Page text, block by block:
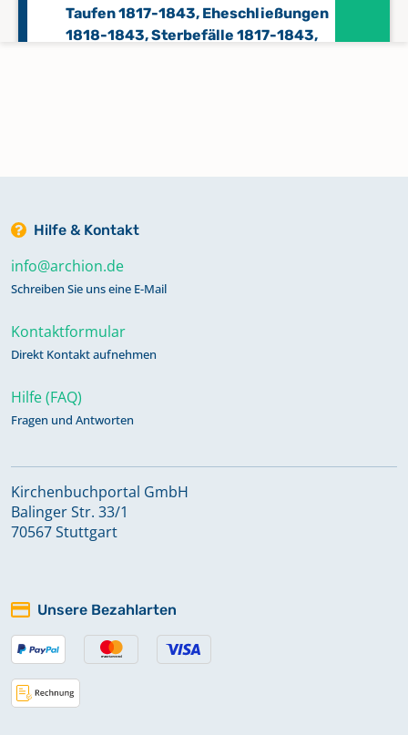
Taufen 1817-1843, Eheschließungen
1818-1843, Sterbefälle 1817-1843,
1843-1877, Sterbefälle 1843-1876
1877-1902, Sterbefälle 1877-1902,
Konfirmationen 1877-1902
Hilfe & Kontakt
info@archion.de
Schreiben Sie uns eine E-Mail
Kontaktformular
Direkt Kontakt aufnehmen
Hilfe (FAQ)
Fragen und Antworten
Kirchenbuchportal GmbH
Balinger Str. 33/1
70567 Stuttgart
Unsere Bezahlarten